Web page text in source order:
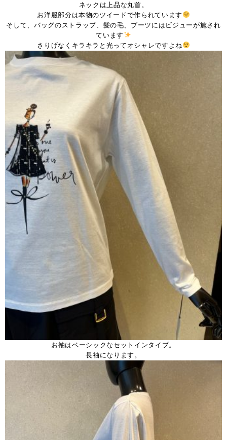
ネックは上品な丸首。
お洋服部分は本物のツイードで作られています
そして、バッグのストラップ、髪の毛、ブーツにはビジューが施され
ています
さりげなくキラキラと光ってオシャレですよね
お袖はベーシックなセットインタイプ。
長袖になります。